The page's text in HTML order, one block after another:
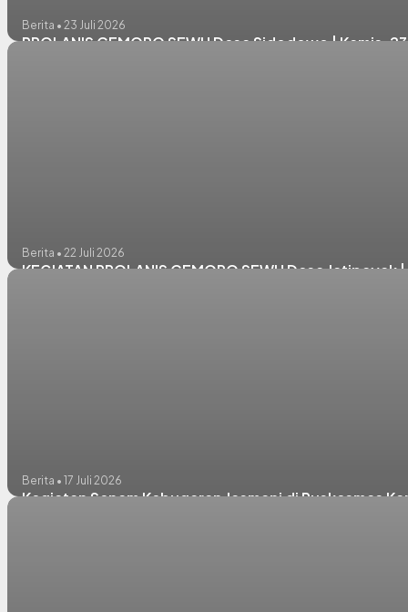
Berita • 23 Juli 2026
PROLANIS CEMORO SEWU Desa Sidodowo | Kamis,
Berita • 22 Juli 2026
KEGIATAN PROLANIS CEMORO SEWU Desa Jatipayak
Berita • 17 Juli 2026
Kegiatan Senam Kebugaran Jasmani di Puskesmas